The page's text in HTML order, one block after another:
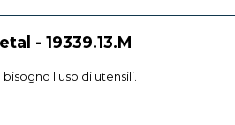
- 19339.13.M
l'uso di utensili.